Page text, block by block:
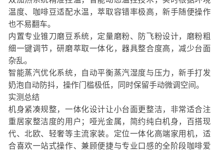
温度、咖啡豆适配水温，萃取容错率极高，新手随便操作
也不易翻车。
内置专业锥刀磨豆系统，定量磨粉、防飞粉设计，磨粉粗
细一键调节，研磨萃取一体化，器具整合度高，减少台面
杂乱。
智能蒸汽优化系统，自动平衡蒸汽湿度与压力，新手打发
奶泡自动防抖，操作门槛极低，同时保留手动微调空间。
实测总结
机身紧凑规整，一体化设计让小台面更整洁，非常适合注
重居家整洁度的用户；哑光金属，简约纯白机身，百搭现
代、北欧、轻奢等主流家装。定位一体化高端家用机，适
合喜欢一站式操作、兼顾便捷与专业口感的全阶段咖啡爱